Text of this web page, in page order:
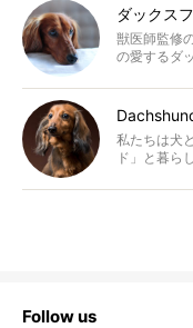
ダックス
獣医師監修
の愛するダ
私たちは犬
ド」と暮ら
Follow us